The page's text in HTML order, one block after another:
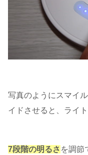
写真のようにスマイ
イドさせると、ライ
7段階の明るさ を調節